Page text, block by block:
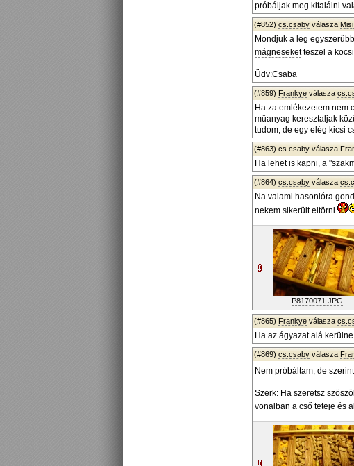
próbáljak meg kitalálni
(#852) cs.csaby válasza
Mondjuk a leg
mágneseketteszel a
Üdv:Csaba
(#859) Frankye válasza
Ha za emlékezetem nem
műanyag keresztaljak
tudom, de egy elég kicsi
(#863) cs.csaby válasza
Ha lehet is kapni, a
(#864) cs.csaby válasza
Na valami hasonlóra
nekem sikerült eltörni
P8170071.JPG
(#865) Frankye válasza
Ha az ágyazat alá
(#869) cs.csaby válasza
Nem próbáltam, de
Szerk: Ha szeretsz
vonalban a cső teteje és